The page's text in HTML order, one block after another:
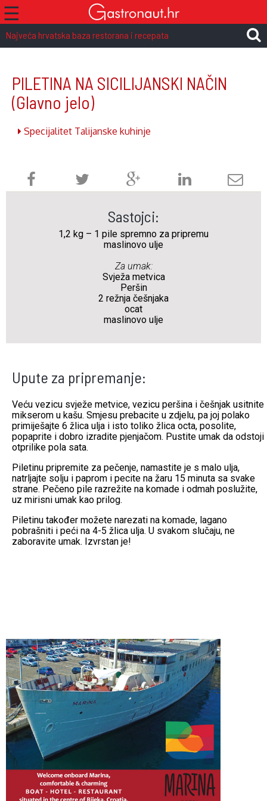
☰
Najveća hrvatska baza restorana i recepata
PILETINA NA SICILIJANSKI NAČIN
(Glavno jelo)
Specijalitet Talijanske kuhinje
Sastojci:
1,2 kg – 1 pile spremno za pripremu
maslinovo ulje
Za umak:
Svježa metvica
Peršin
2 režnja češnjaka
ocat
maslinovo ulje
Upute za pripremanje:
Veću vezicu svježe metvice, vezicu peršina i češnjak usitnite
mikserom u kašu. Smjesu prebacite u zdjelu, pa joj polako
primiješajte 6 žlica ulja i isto toliko žlica octa, posolite,
popaprite i dobro izradite pjenjačom. Pustite umak da odstoji
otprilike pola sata.
Piletinu pripremite za pečenje, namastite je s malo ulja,
natrljajte solju i paprom i pecite na žaru 15 minuta sa svake
strane. Pečeno pile razrežite na komade i odmah poslužite,
uz mirisni umak kao prilog.
Piletinu također možete narezati na komade, lagano
pobrašniti i peći na 4-5 žlica ulja. U svakom slučaju, ne
zaboravite umak. Izvrstan je!